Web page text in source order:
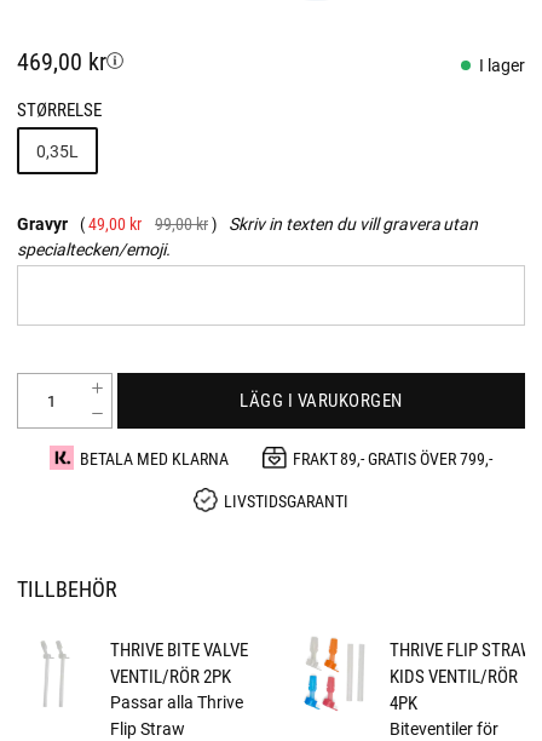
469,00 kr I lager
STØRRELSE
0,35L
Gravyr 49,00 kr 99,00 kr
Skriv in texten du vill gravera utan
specialtecken/emoji.
LÄGG I VARUKORGEN
BETALA MED KLARNA
FRAKT 89,- GRATIS ÖVER 799,-
LIVSTIDSGARANTI
TILLBEHÖR
THRIVE BITE VALVE
VENTIL/RÖR 2PK
Passar alla Thrive
Flip Straw
THRIVE FLIP STRAW
KIDS VENTIL/RÖR
4PK
Biteventiler för